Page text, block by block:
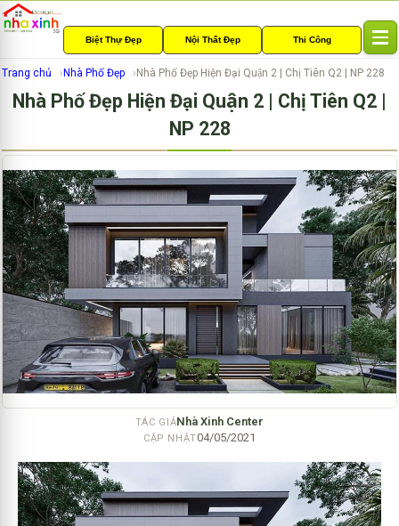
Biệt Thự Đẹp Nội Thất Đẹp Thi Công
g
g
n
a
v
i
g
a
t
i
o
n
Trang chủ Nhà Phố Đẹp Nhà Phố Đẹp Hiện Đại Quận 2 | Chị Tiên Q2 | NP 228
Nhà Phố Đẹp Hiện Đại Quận 2 | Chị Tiên Q2 |
NP 228
TÁC GIẢNhà Xinh Center
CẬP NHẬT04/05/2021